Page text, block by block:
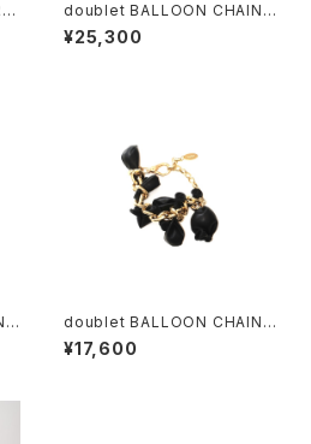
doublet BALLOON CHAIN
NECKLACE (Silver)
¥25,300
doublet BALLOON CHAIN
BRACELET (Gold)
¥17,600